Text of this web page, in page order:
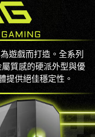
遊戲而打造。全系列
質感的硬派外型與優
提供絕佳穩定性。